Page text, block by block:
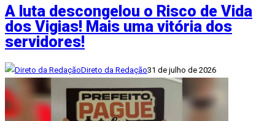
A luta descongelou o Risco de Vida
dos Vigias! Mais uma vitória dos
servidores!
Direto da Redação31 de julho de 2026